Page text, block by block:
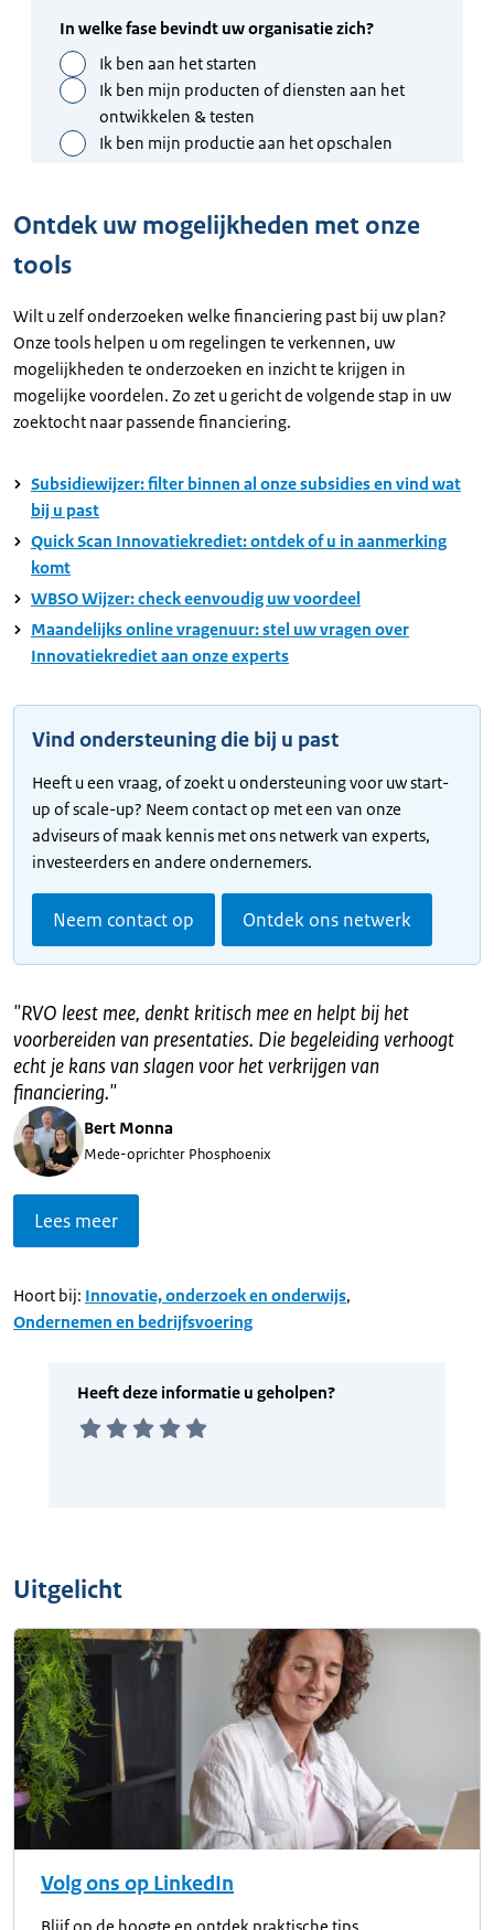
Ontdek uw mogelijkheden met onze
tools
Wilt u zelf onderzoeken welke financiering past bij uw plan?
Onze tools helpen u om regelingen te verkennen, uw
mogelijkheden te onderzoeken en inzicht te krijgen in
mogelijke voordelen. Zo zet u gericht de volgende stap in uw
zoektocht naar passende financiering.
Subsidiewijzer: filter binnen al onze subsidies en vind wat
bij u past
Quick Scan Innovatiekrediet: ontdek of u in aanmerking
komt
WBSO Wijzer: check eenvoudig uw voordeel
Maandelijks online vragenuur: stel uw vragen over
Innovatiekrediet aan onze experts
Vind ondersteuning die bij u past
Heeft u een vraag, of zoekt u ondersteuning voor uw start-
up of scale-up? Neem contact op met een van onze
adviseurs of maak kennis met ons netwerk van experts,
investeerders en andere ondernemers.
Neem contact op Ontdek ons netwerk
"RVO leest mee, denkt kritisch mee en helpt bij het
voorbereiden van presentaties. Die begeleiding verhoogt
echt je kans van slagen voor het verkrijgen van
financiering."
Bert Monna
Mede-oprichter Phosphoenix
Lees meer
Hoort bij: Innovatie, onderzoek en onderwijs,
Ondernemen en bedrijfsvoering
Uitgelicht
Volg ons op LinkedIn